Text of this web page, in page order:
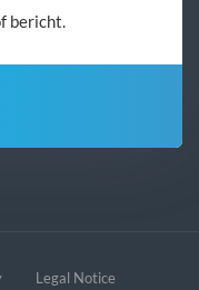
bericht.
Legal Notice